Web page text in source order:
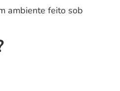
ambiente feito sob